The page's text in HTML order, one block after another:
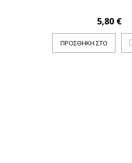
5,80 €
ΠΡΟΣΘΉΚΗ ΣΤΟ